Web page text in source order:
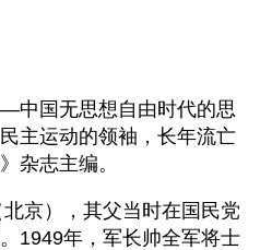
中国无思想自由时代的思
主运动的领袖，长年流亡
杂志主编。
京），其父当时在国民党
1949年，军长帅全军将士